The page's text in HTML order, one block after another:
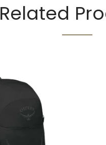
Related